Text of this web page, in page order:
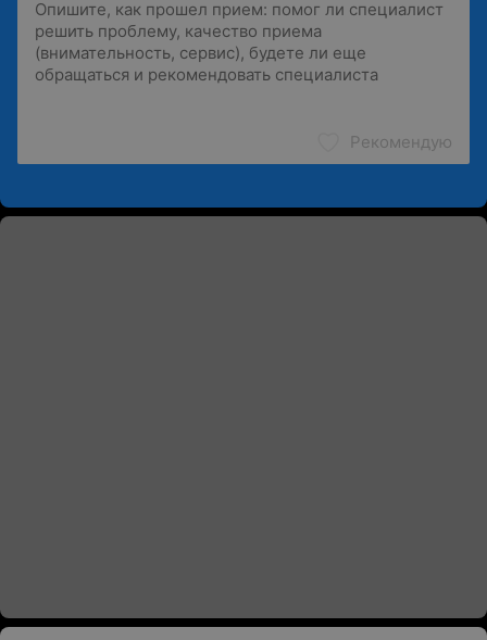
Рекомендую